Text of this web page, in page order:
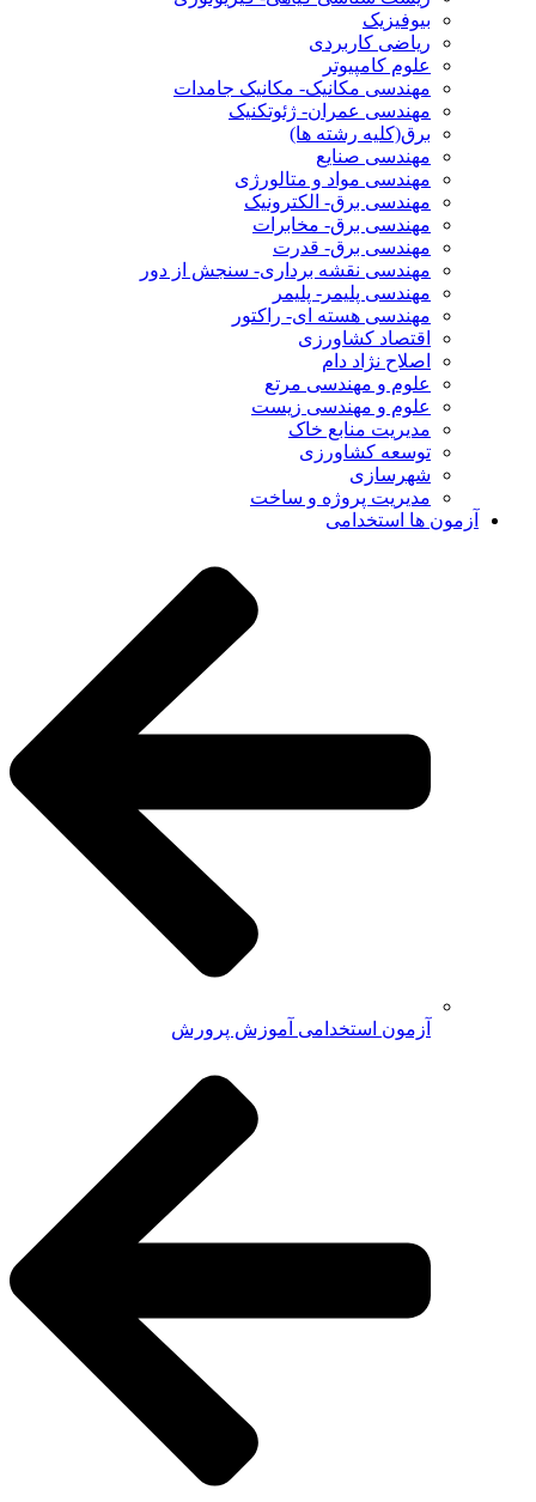
بیوفیزیک
ریاضی کاربردی
علوم کامپیوتر
مهندسی مکانیک- مکانیک جامدات
مهندسی عمران- ژئوتکنیک
برق(کلیه رشته ها)
مهندسی صنایع
مهندسی مواد و متالورژی
مهندسی برق- الکترونیک
مهندسی برق- مخابرات
مهندسی برق- قدرت
مهندسی نقشه برداری- سنجش از دور
مهندسی پلیمر- پلیمر
مهندسی هسته ای- راکتور
اقتصاد کشاورزی
اصلاح نژاد دام
علوم و مهندسی مرتع
علوم و مهندسی زیست
مدیریت منابع خاک
توسعه کشاورزی
شهرسازی
مدیریت پروژه و ساخت
آزمون ها استخدامی
آزمون استخدامی آموزش پرورش